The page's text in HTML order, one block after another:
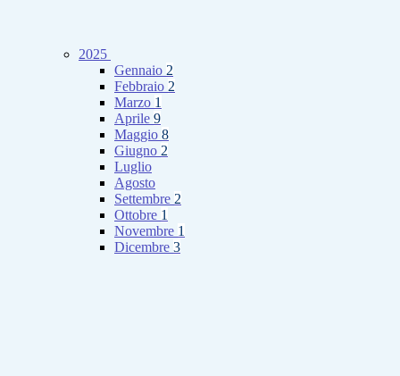
2025
Gennaio 2
Febbraio 2
Marzo 1
Aprile 9
Maggio 8
Giugno 2
Luglio
Agosto
Settembre 2
Ottobre 1
Novembre 1
Dicembre 3